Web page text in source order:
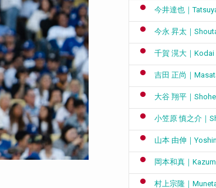
今井達也｜
今永 昇太｜
千賀 滉大｜Kodai
吉田 正尚｜
大谷 翔平｜
小笠原 慎之介｜
山本 由伸｜
岡本和真｜
村上宗隆｜